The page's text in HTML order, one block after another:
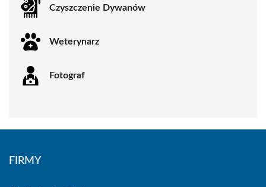
Czyszczenie Dywanów
Weterynarz
Fotograf
FIRMY